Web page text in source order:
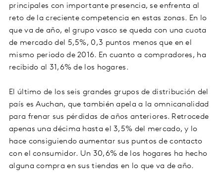
principales con importante presencia, se enfrenta al
reto de la creciente competencia en estas zonas. En lo
que va de año, el grupo vasco se queda con una cuota
de mercado del 5,5%, 0,3 puntos menos que en el
mismo periodo de 2016. En cuanto a compradores, ha
recibido al 31,6% de los hogares.
El último de los seis grandes grupos de distribución del
país es Auchan, que también apela a la omnicanalidad
para frenar sus pérdidas de años anteriores. Retrocede
apenas una décima hasta el 3,5% del mercado, y lo
hace consiguiendo aumentar sus puntos de contacto
con el consumidor. Un 30,6% de los hogares ha hecho
alguna compra en sus tiendas en lo que va de año.